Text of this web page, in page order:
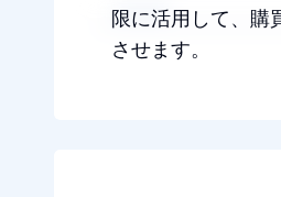
限に活用して、購
させます。